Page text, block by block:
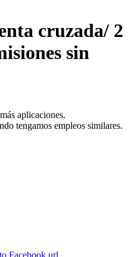
cruzada/ 2
sin
aplicaciones.
tengamos empleos similares.